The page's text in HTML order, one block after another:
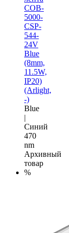
COB-
5000-
CSP-
544-
24V
Blue
(8mm,
11.5W,
IP20)
(Arlight,
-)
Blue
|
Синий
470
nm
Архивный
товар
%